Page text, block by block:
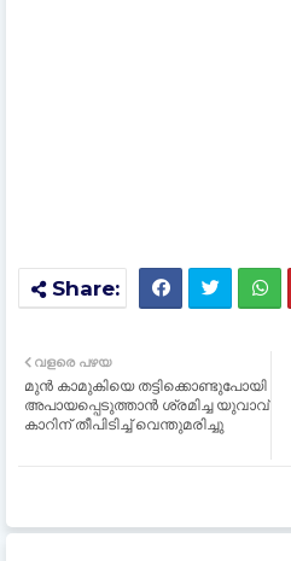
വളരെ പഴയ
മുൻ കാമുകിയെ തട്ടിക്കൊണ്ടുപോയി
അപായപ്പെടുത്താൻ ശ്രമിച്ച യുവാവ്
കാറിന് തീപിടിച്ച് വെന്തുമരിച്ചു